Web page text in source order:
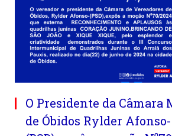
O Presidente da Câmara
de Óbidos Rylder Afonso-